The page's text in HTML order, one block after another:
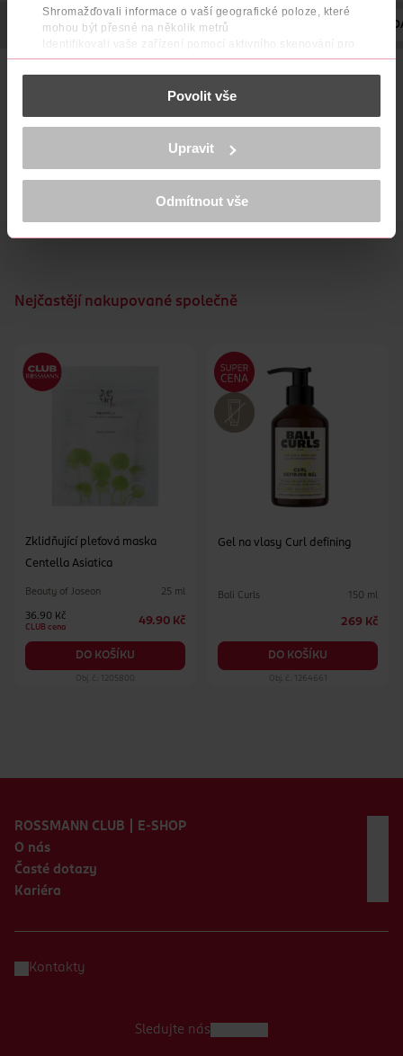
Shromažďovali informace o vaší geografické poloze, které
mohou být přesné na několik metrů
Identifikovali vaše zařízení pomocí aktivního skenování pro
konkrétní charakteristiky (otisk prstu)
Zjistěte více o tom, jak zpracováváme vaše osobní údaje, a nastavte
části s podrobnostmi . Svůj souhlas můžete kdykoliv
K provozu stránek, personalizaci obsahu a reklam, funkcí sociálních
médií, analýze návštěvnosti, které mohou nést osobní údaje.
Více najdete vprohlášení o ochraně osobních údajů.
Děkujeme za pochopení. >více o cookies<
Povolit vše
Upravit
Odmítnout vše
POPIS SLOŽENÍ POČET VYROBENO V VÝROBCE/
se nezapírá. Složena ze 4 vrstev. Vkládací pleny slouží ke
zvýšení savosti látkových plen a prodloužují tak dobu mezi
přebalením. Lze použít do novorozeneckých AIO plenek a
novorozeneckých svrchních kalhotek Bobánek pro zvýšení
Nejčastějí nakupované společně
Zklidňující pleťová maska
Centella Asiatica
Beauty of Joseon 25 ml
36.90 Kč
CLUB cena
49.90 Kč
DO KOŠÍKU
Obj. č.: 1205800
Gel na vlasy Curl defining
Bali Curls 150 ml
269 Kč
DO KOŠÍKU
Obj. č.: 1264661
ROSSMANN CLUB | E-SHOP
O nás
Časté dotazy
Kariéra
Kontakty
Sledujte nás